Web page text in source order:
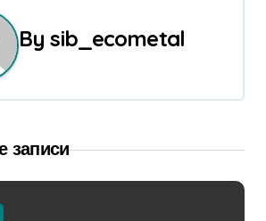
Bysib_ecometal
записи